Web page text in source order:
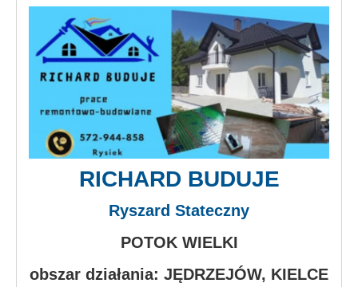
RICHARD BUDUJE
Ryszard Stateczny
POTOK WIELKI
obszar działania: JĘDRZEJÓW, KIELCE